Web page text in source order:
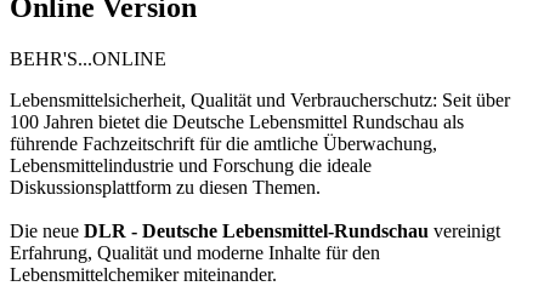
Online Version
BEHR'S...ONLINE
Lebensmittelsicherheit, Qualität und Verbraucherschutz: Seit über
100 Jahren bietet die Deutsche Lebensmittel Rundschau als
führende Fachzeitschrift für die amtliche Überwachung,
Lebensmittelindustrie und Forschung die ideale
Diskussionsplattform zu diesen Themen.
Die neue DLR - Deutsche Lebensmittel-Rundschau vereinigt
Erfahrung, Qualität und moderne Inhalte für den
Lebensmittelchemiker miteinander.